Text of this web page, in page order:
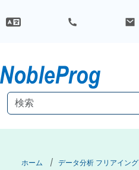
ホーム
データ分析 フリアイング